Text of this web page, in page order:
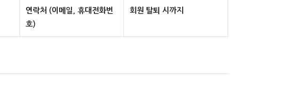
있는 내용 중 청약철회·배송책임·환불조건 등과 같은 중요한 내용을
면 등을 제공하여 이용자의 확인을 구하여야 합니다.
약관의 규제에 관한 법률」, 「전자문서 및 전자거래기본법」, 「전자금융
등에 관한 법률」, 「방문판매 등에 관한 법률」, 「소비자기본법」 등 관
리하게 약관내용을 변경하는 경우에는 최소한 30일 이상의 사전 유예
연락처 (이메일, 휴대전화번
호)
회원 탈퇴 시까지